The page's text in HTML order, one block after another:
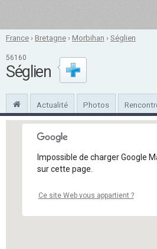
France ›Bretagne ›Morbihan ›Séglien
56160
Séglien
Actualité Photos
Impossible de charger Google
sur cette page.
Ce site Web vous appartient ?